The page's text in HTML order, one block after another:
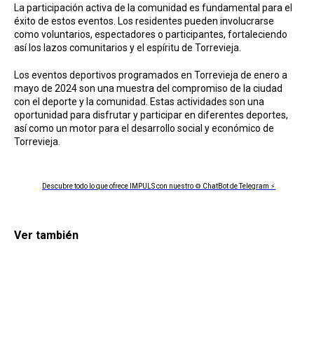
La participación activa de la comunidad es fundamental para el
éxito de estos eventos. Los residentes pueden involucrarse
como voluntarios, espectadores o participantes, fortaleciendo
así los lazos comunitarios y el espíritu de Torrevieja.
Los eventos deportivos programados en Torrevieja de enero a
mayo de 2024 son una muestra del compromiso de la ciudad
con el deporte y la comunidad. Estas actividades son una
oportunidad para disfrutar y participar en diferentes deportes,
así como un motor para el desarrollo social y económico de
Torrevieja.
Descubre todo lo que ofrece IMPULS con nuestro ⚙ ChatBot de Telegram ⚡
Ver también